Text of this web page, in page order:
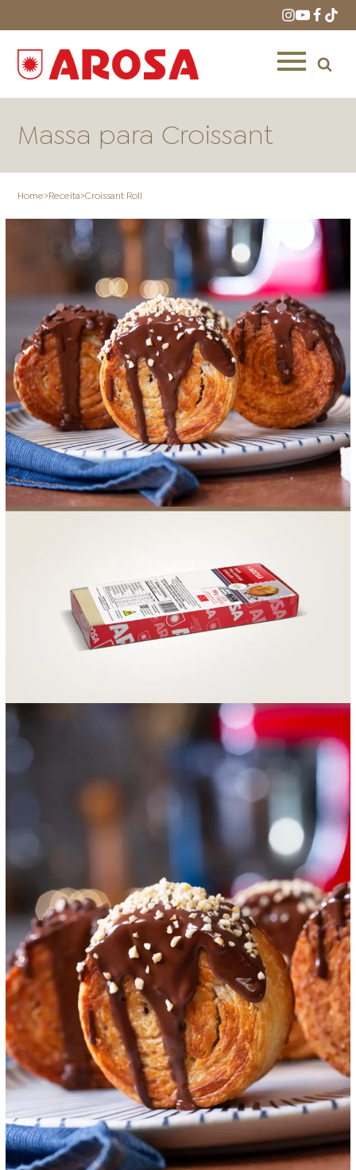
ONDE COMPRAR LOJAS AROSA
DISTRIBUIDORES E
REPRESENTANTES
FOOD SERVICE EMPRESA AGENDA DE CURSOS
SAC ACESSO PARA PARCEIROS
Massa para Croissant
Home>Receita>Croissant Roll